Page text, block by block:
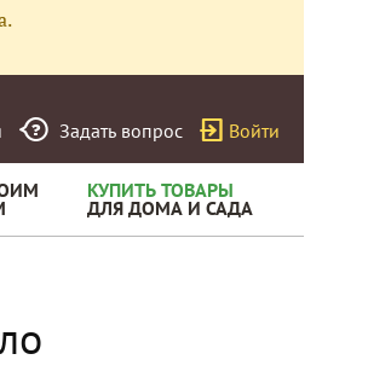
Задать вопрос Войти
КУПИТЬ ТОВАРЫ
ДЛЯ ДОМА И САДА